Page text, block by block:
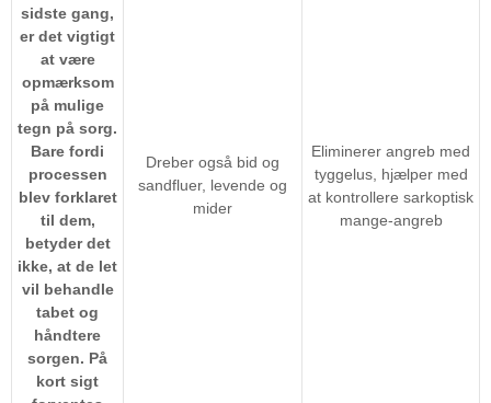
sidste gang,
er det vigtigt
at være
opmærksom
på mulige
tegn på sorg.
Bare fordi
processen
blev forklaret
til dem,
betyder det
ikke, at de let
vil behandle
tabet og
håndtere
sorgen. På
kort sigt
Dreber også bid og
sandfluer, levende og
mider
Eliminerer angreb med
tyggelus, hjælper med
at kontrollere sarkoptisk
mange-angreb